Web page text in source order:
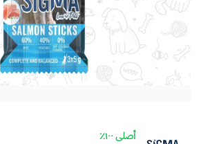
أصلى ١٠٠٪